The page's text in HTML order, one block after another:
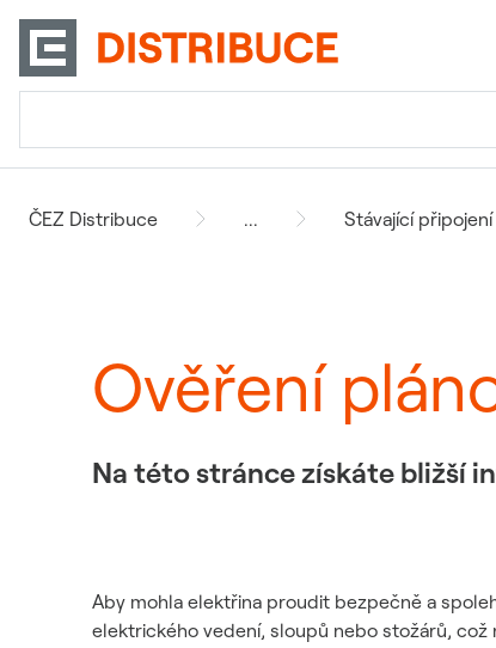
ČEZ Distribuce ... Stávající připojení
Ověření
Na této stránce získáte bližší
Aby mohla elektřina proudit bezpečně a
elektrického vedení, sloupů nebo stožárů,